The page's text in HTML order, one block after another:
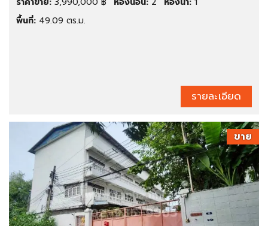
พื้นที่: 49.09 ตร.ม.
รายละเอียด
ขาย